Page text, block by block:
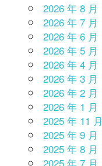
2026 年 8 月
2026 年 7 月
2026 年 6 月
2026 年 5 月
2026 年 4 月
2026 年 3 月
2026 年 2 月
2026 年 1 月
2025 年 11 月
2025 年 9 月
2025 年 8 月
2025 年 7 月